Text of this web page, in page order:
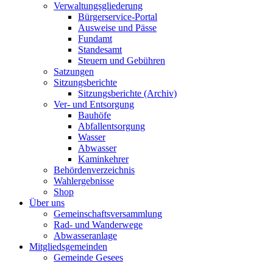
Verwaltungsgliederung
Bürgerservice-Portal
Ausweise und Pässe
Fundamt
Standesamt
Steuern und Gebühren
Satzungen
Sitzungsberichte
Sitzungsberichte (Archiv)
Ver- und Entsorgung
Bauhöfe
Abfallentsorgung
Wasser
Abwasser
Kaminkehrer
Behördenverzeichnis
Wahlergebnisse
Shop
Über uns
Gemeinschaftsversammlung
Rad- und Wanderwege
Abwasseranlage
Mitgliedsgemeinden
Gemeinde Gesees